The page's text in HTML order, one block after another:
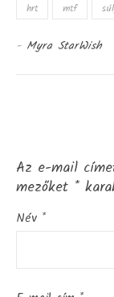
hrt mtf
- Myra StarWish
Az e-mail
mezőket *
Név *